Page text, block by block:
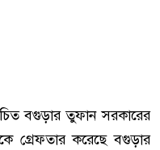
বগুড়ার তুফান সরকারের
গ্রেফতার করেছে বগুড়ার